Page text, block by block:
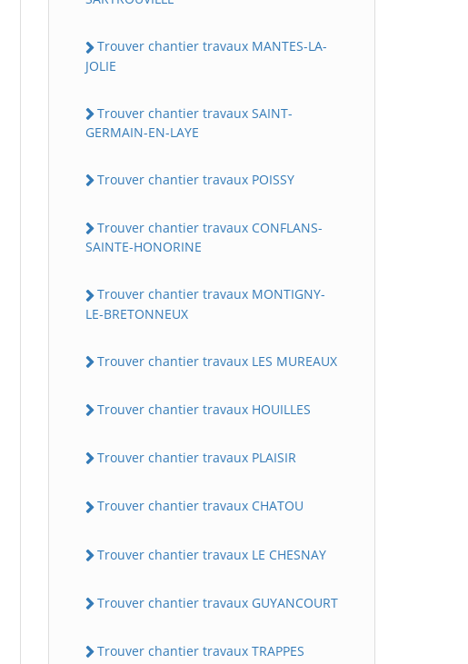
Trouver chantier travaux MANTES-LA-
JOLIE
Trouver chantier travaux SAINT-
GERMAIN-EN-LAYE
Trouver chantier travaux POISSY
Trouver chantier travaux CONFLANS-
SAINTE-HONORINE
Trouver chantier travaux MONTIGNY-
LE-BRETONNEUX
Trouver chantier travaux LES MUREAUX
Trouver chantier travaux HOUILLES
Trouver chantier travaux PLAISIR
Trouver chantier travaux CHATOU
Trouver chantier travaux LE CHESNAY
Trouver chantier travaux GUYANCOURT
Trouver chantier travaux TRAPPES